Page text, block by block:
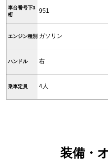
車台番号下3
桁
951
エンジン種別 ガソリン
ハンドル 右
乗車定員 4人
装備・